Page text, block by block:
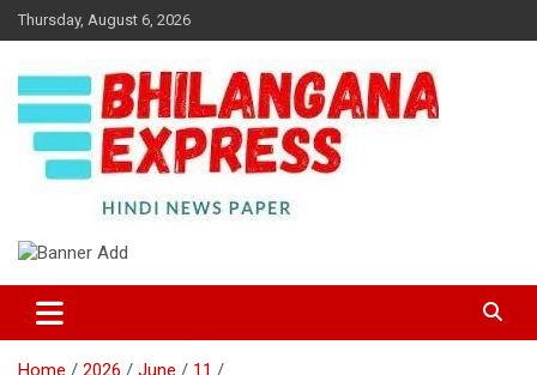
Skip
to
Thursday, August 6, 2026
Bhilangana Express
Home 2026 June
11